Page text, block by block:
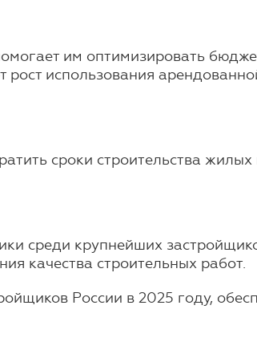
им оптимизировать
рост использования
сроки строительства жилых
среди крупнейших
качества строительных работ.
России в 2025 году,